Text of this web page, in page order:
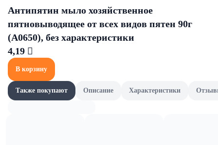
Антипятин мыло хозяйственное
пятновыводящее от всех видов пятен 90г
(А0650), без характеристики
4,19 
В корзину
Также покупают Описание Характеристики